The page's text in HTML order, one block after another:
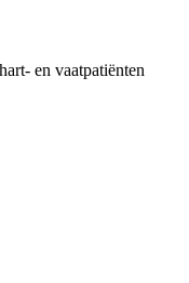
en vaatpatiënten